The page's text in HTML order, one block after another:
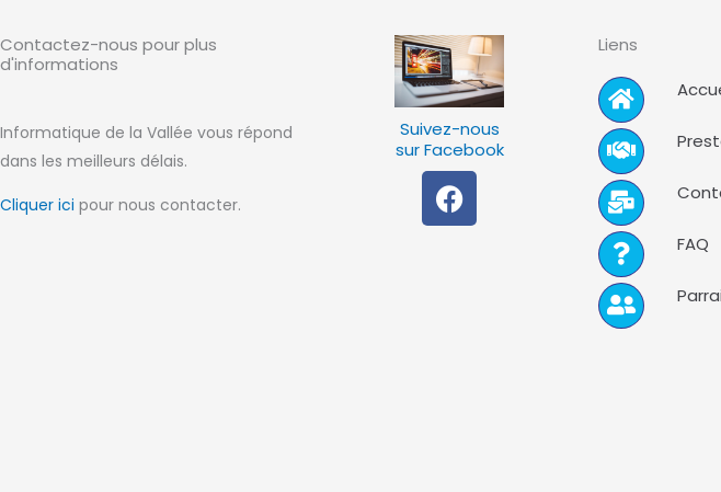
Contactez-nous pourplus
d'informations
Informatique de la Vallée vous répond
dans les meilleurs délais.
Cliquer ici pour nous contacter.
Suivez-nous
sur Facebook
F
a
c
Liens
FAQ